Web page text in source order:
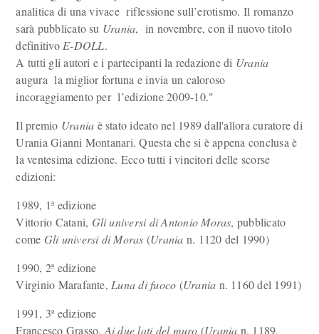
analitica di una vivace riflessione sull’erotismo. Il romanzo
sarà pubblicato su Urania, in novembre, con il nuovo titolo
definitivo E-DOLL.
A tutti gli autori e i partecipanti la redazione di Urania
augura la miglior fortuna e invia un caloroso
incoraggiamento per l’edizione 2009-10."
Il premio Urania è stato ideato nel 1989 dall'allora curatore di
Urania Gianni Montanari. Questa che si è appena conclusa è
la ventesima edizione. Ecco tutti i vincitori delle scorse
edizioni:
1989, 1ª edizione
Vittorio Catani, Gli universi di Antonio Moras, pubblicato
come Gli universi di Moras (Urania n. 1120 del 1990)
1990, 2ª edizione
Virginio Marafante, Luna di fuoco (Urania n. 1160 del 1991)
1991, 3ª edizione
Francesco Grasso, Ai due lati del muro (Urania n. 1189,